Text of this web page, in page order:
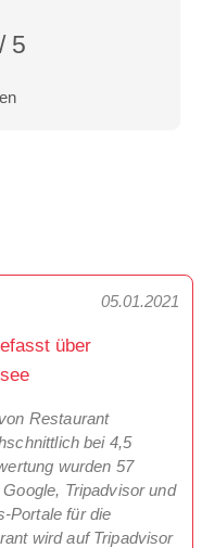
/ 5
05.01.2021
über
Restaurant
bei 4,5
wurden 57
Tripadvisor und
Portale für die
wird auf Tripadvisor